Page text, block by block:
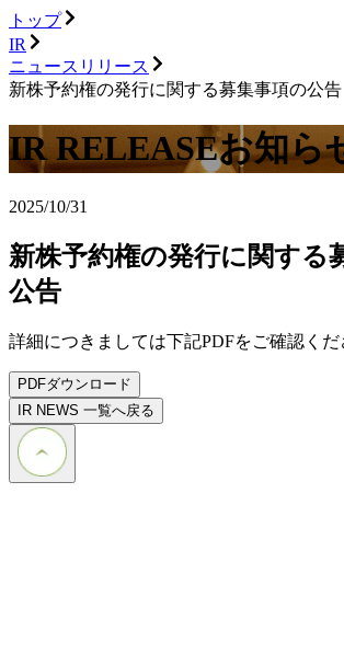
トップ
IR
ニュースリリース
新株予約権の発行に関する募集事項の公告
IR RELEASEお知ら
2025/10/31
新株予約権の発行に関する
公告
詳細につきましては下記PDFをご確認くだ
PDFダウンロード
IR NEWS 一覧へ戻る